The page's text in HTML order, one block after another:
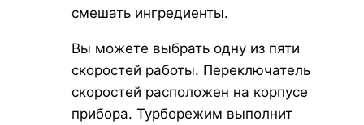
смешать ингредиенты.
Вы можете выбрать одну из пяти
скоростей работы. Переключатель
скоростей расположен на корпусе
прибора. Турборежим выполнит